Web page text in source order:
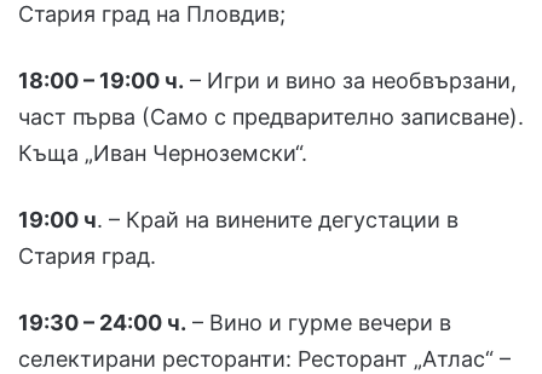
Стария град на Пловдив;
18:00 – 19:00 ч. – Игри и вино за необвързани,
част първа (Само с предварително записване).
Къща „Иван Черноземски“.
19:00 ч. – Край на винените дегустации в
Стария град.
19:30 – 24:00 ч. – Вино и гурме вечери в
селектирани ресторанти: Ресторант „Атлас“ –